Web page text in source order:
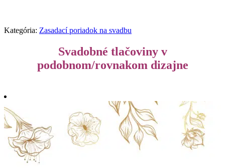
Kategória: Zasadací poriadok na svadbu
Svadobné tlačoviny v
podobnom/rovnakom dizajne